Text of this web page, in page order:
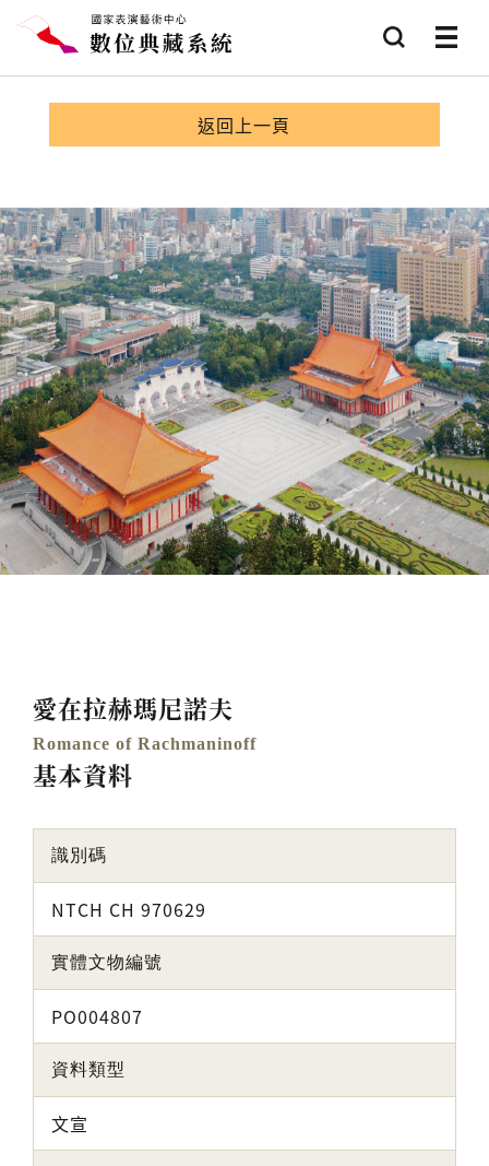
查詢
選項
返回上一頁
愛在拉赫瑪尼諾夫
Romance of Rachmaninoff
基本資料
識別碼
NTCH CH 970629
實體文物編號
PO004807
資料類型
文宣